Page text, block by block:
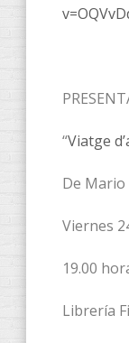
“Viatge
De Mario
Viernes
19.00
Librería